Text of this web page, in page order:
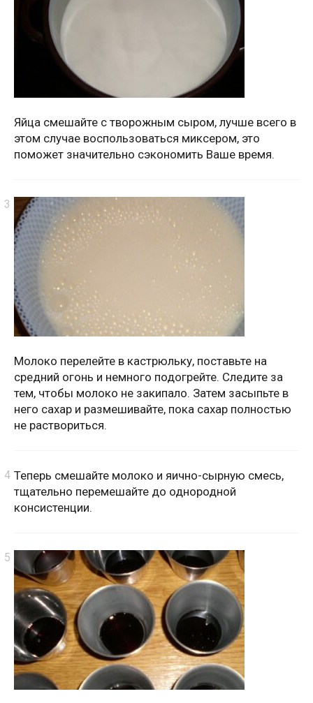
Яйца смешайте с творожным сыром, лучше всего в
этом случае воспользоваться миксером, это
поможет значительно сэкономить Ваше время.
Молоко перелейте в кастрюльку, поставьте на
средний огонь и немного подогрейте. Следите за
тем, чтобы молоко не закипало. Затем засыпьте в
него сахар и размешивайте, пока сахар полностью
не раствориться.
Теперь смешайте молоко и яично-сырную смесь,
тщательно перемешайте до однородной
консистенции.